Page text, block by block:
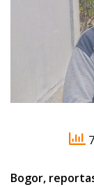
Bogor,